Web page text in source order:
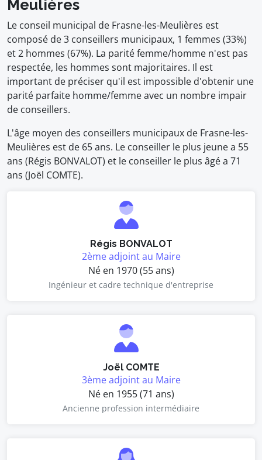
Meulières
Le conseil municipal de Frasne-les-Meulières est
composé de 3 conseillers municipaux, 1 femmes (33%)
et 2 hommes (67%). La parité femme/homme n'est pas
respectée, les hommes sont majoritaires. Il est
important de préciser qu'il est impossible d'obtenir une
parité parfaite homme/femme avec un nombre impair
de conseillers.
L'âge moyen des conseillers municipaux de Frasne-les-
Meulières est de 65 ans. Le conseiller le plus jeune a 55
ans (Régis BONVALOT) et le conseiller le plus âgé a 71
ans (Joël COMTE).
Régis BONVALOT
2ème adjoint au Maire
Né en 1970 (55 ans)
Ingénieur et cadre technique d'entreprise
Joël COMTE
3ème adjoint au Maire
Né en 1955 (71 ans)
Ancienne profession intermédiaire